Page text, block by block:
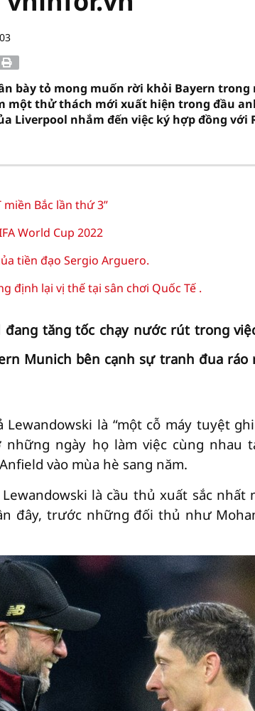
bày tỏ mong muốn rời khỏi Bayern
một thử thách mới xuất hiện trong đầu
Liverpool nhắm đến việc ký hợp đồng với
Bắc lần thứ 3”
World Cup 2022
tiền đạo Sergio Arguero.
định lại vị thế tại sân chơi Quốc Tế .
tăng tốc chạy nước rút trong
Munich bên cạnh sự tranh đua
Lewandowski là “một cỗ máy tuyệt
ngày họ làm việc cùng nhau
vào mùa hè sang năm.
là cầu thủ xuất sắc
đây, trước những đối thủ như